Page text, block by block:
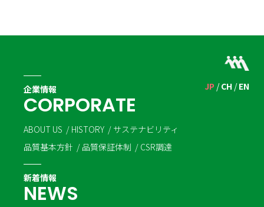
JP CH EN
企業情報
CORPORATE
ABOUT US HISTORY
サステナビリティ
品質基本方針
品質保証体制 CSR調達
新着情報
NEWS